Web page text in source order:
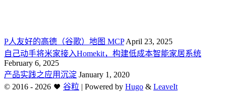
P人友好的高德（谷歌）地图 MCP April 23, 2025
自己动手将米家接入Homekit，构建低成本智能家居系统
February 6, 2025
产品实践之应用沉淀 January 1, 2020
© 2016 - 2026 谷粒 | Powered by Hugo & LeaveIt